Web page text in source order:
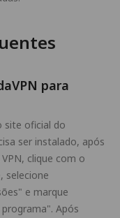
para
site oficial do
ser instalado, após
clique com o
selecione
e marque
Após